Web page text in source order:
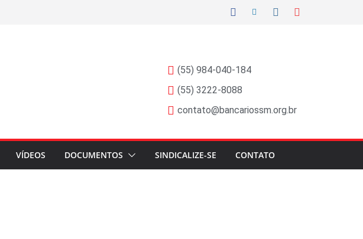
(55) 984-040-184
(55) 3222-8088
contato@bancariossm.org.br
VÍDEOS DOCUMENTOS SINDICALIZE-SE CONTATO